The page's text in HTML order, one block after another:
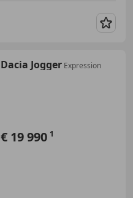
Dacia Jogger Expression
€ 19 990 1